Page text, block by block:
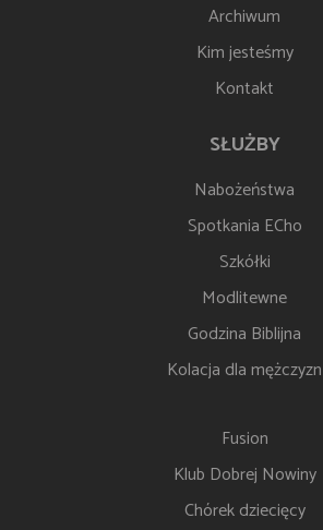
Archiwum
Kim jesteśmy
Kontakt
SŁUŻBY
Nabożeństwa
Spotkania ECho
Szkółki
Modlitewne
Godzina Biblijna
Kolacja dla mężczyzn
Fusion
Klub Dobrej Nowiny
Chórek dziecięcy